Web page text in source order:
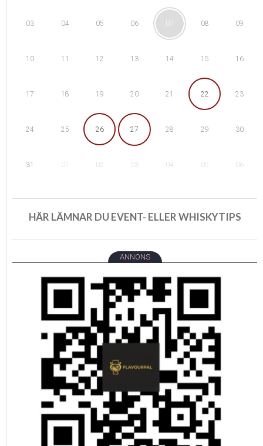
03 04 05 06 07 08 09
10 11 12 13 14 15 16
17 18 19 20 21 22 23
24 25 26 27 28 29 30
31 01 02 03 04 05 06
HÄR LÄMNAR DU EVENT- ELLER WHISKYTIPS
ANNONS